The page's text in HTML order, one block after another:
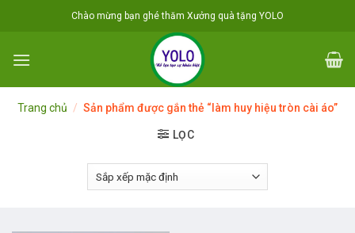
Chào mừng bạn ghé thăm Xưởng quà tặng YOLO
Trang chủ / Sản phẩm được gắn thẻ “làm huy hiệu tròn cài áo”
LỌC